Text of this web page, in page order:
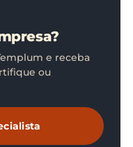
e receba
ou